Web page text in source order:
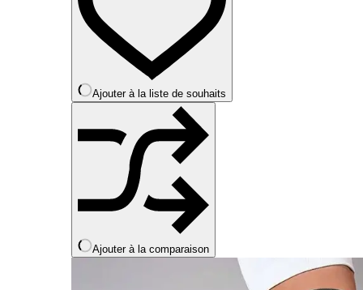
options
peuvent
être
choisies
sur
page
du
produit
Ajouter à la liste de souhaits
Ajouter à la comparaison